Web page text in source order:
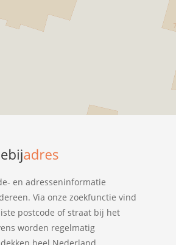
en adresseninformatie
Via onze zoekfunctie vind
postcode of straat bij het
worden regelmatig